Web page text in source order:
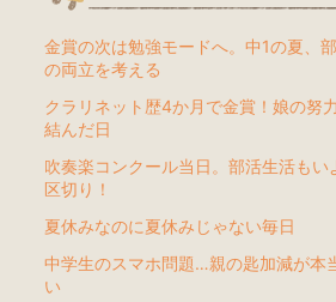
金賞の次は勉強モードへ。中1の夏、
の両立を考える
クラリネット歴4か月で金賞！娘の努
結んだ日
吹奏楽コンクール当日。部活生活もい
区切り！
夏休みなのに夏休みじゃない毎日
中学生のスマホ問題…親の匙加減が本
い